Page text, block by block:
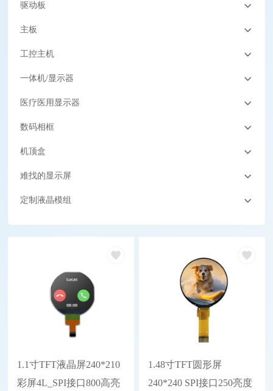
驱动板
主板
工控主机
一体机/显示器
医疗医用显示器
数码相框
机顶盒
难找的显示屏
定制液晶模组
1.1寸TFT液晶屏240*210
彩屏4L_SPI接口800高亮
1.48寸TFT圆形屏
240*240 SPI接口250亮度